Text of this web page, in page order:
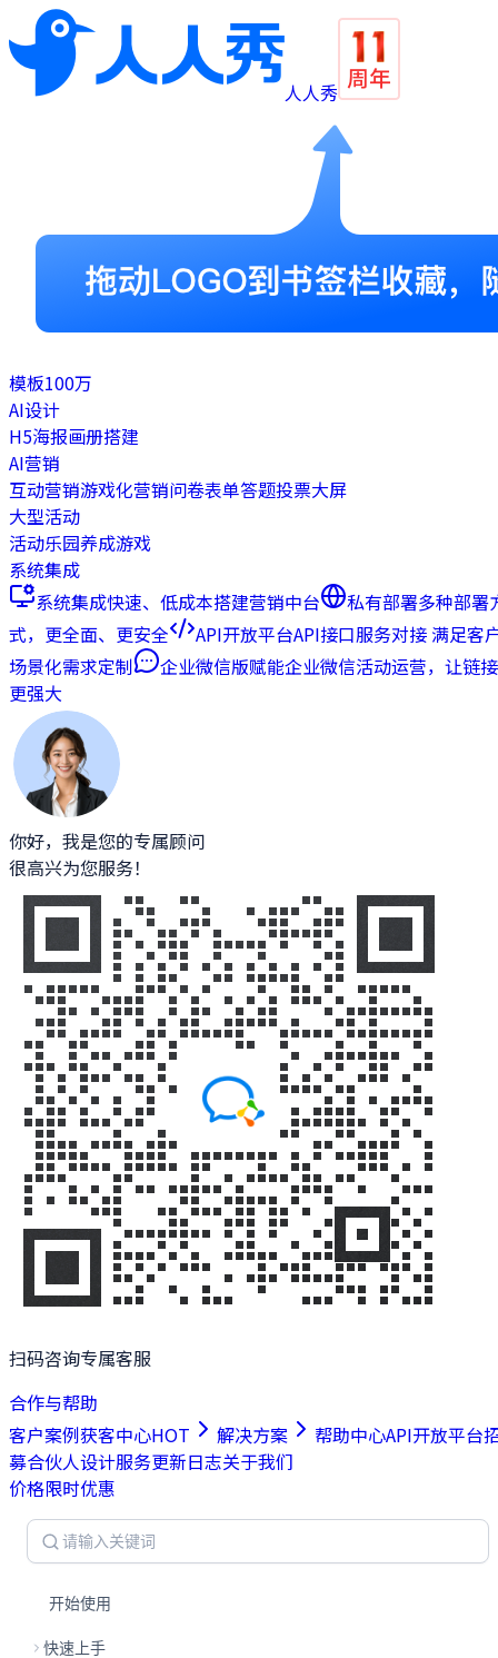
人人秀
模板100万
AI设计
H5海报画册搭建
AI营销
互动营销游戏化营销问卷表单答题投票大屏
大型活动
活动乐园养成游戏
系统集成
系统集成快速、低成本搭建营销中台 私有部署多种部署
式，更全面、更安全
API开放平台API接口服务对接 满足客
场景化需求定制
企业微信版赋能企业微信活动运营，让链接
更强大
你好，我是您的专属顾问
很高兴为您服务！
扫码咨询专属客服
合作与帮助
客户案例获客中心HOT 解决方案 帮助中心API开放平台
募合伙人设计服务更新日志关于我们
价格限时优惠
开始使用
快速上手